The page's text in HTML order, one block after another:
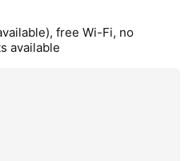
free Wi-Fi, no
available